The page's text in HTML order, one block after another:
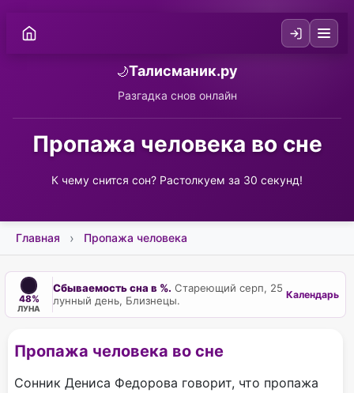
🌙Талисманик.ру
Разгадка снов онлайн
Пропажа человека во сне
К чему снится сон? Растолкуем за 30 секунд!
Главная Пропажа человека
48%
ЛУНА
Сбываемость сна в %. Стареющий серп, 25
лунный день, Близнецы.
Календарь
Пропажа человека во сне
Сонник Дениса Федорова говорит, что пропажа